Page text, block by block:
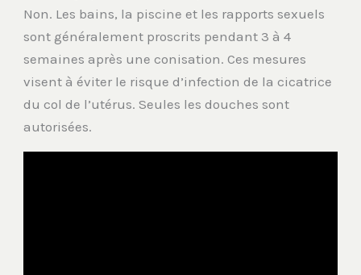
Non. Les bains, la piscine et les rapports sexuels
sont généralement proscrits pendant 3 à 4
semaines après une conisation. Ces mesures
visent à éviter le risque d’infection de la cicatrice
du col de l’utérus. Seules les douches sont
autorisées.